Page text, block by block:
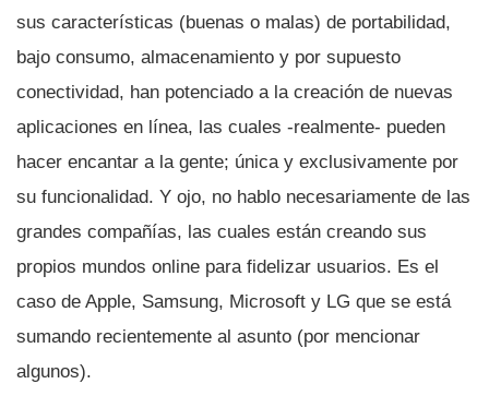
sus caracterí­sticas (buenas o malas) de portabilidad,
bajo consumo, almacenamiento y por supuesto
conectividad, han potenciado a la creación de nuevas
aplicaciones en lí­nea, las cuales -realmente- pueden
hacer encantar a la gente; única y exclusivamente por
su funcionalidad. Y ojo, no hablo necesariamente de las
grandes compañí­as, las cuales están creando sus
propios mundos online para fidelizar usuarios. Es el
caso de Apple, Samsung, Microsoft y LG que se está
sumando recientemente al asunto (por mencionar
algunos).